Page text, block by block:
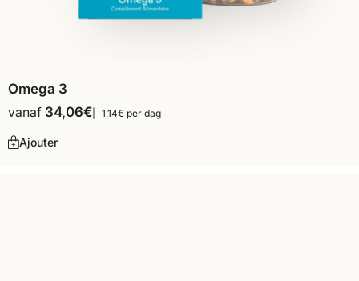
Omega 3
vanaf 34,06€ 1,14€ per dag
Ajouter